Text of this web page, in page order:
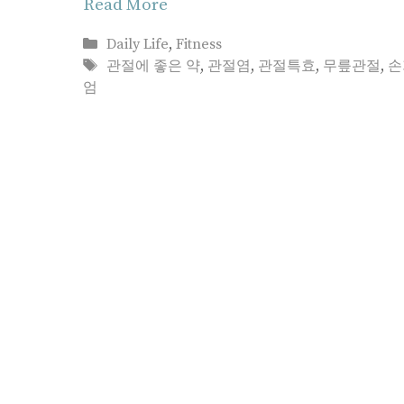
Read More
Categories
Daily Life, Fitness
Tags
관절에 좋은 약, 관절염, 관절특효, 무릎관절,
엄